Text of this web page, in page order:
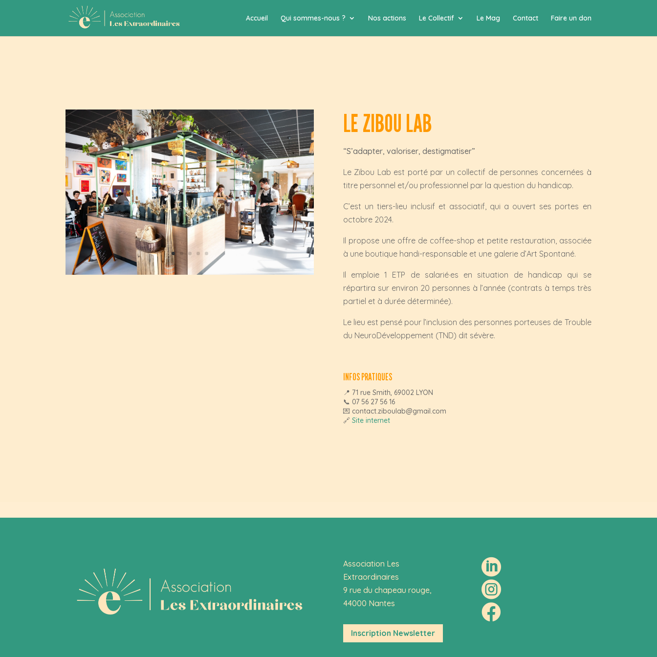
Accueil Qui sommes-nous ? Nos actions Le Collectif Le Mag Contact Faire un don
LE ZIBOU LAB
“S’adapter, valoriser, destigmatiser”
Le Zibou Lab est porté par un collectif de personnes concernées à
titre personnel et/ou professionnel par la question du handicap.
C’est un tiers-lieu inclusif et associatif, qui a ouvert ses portes en
octobre 2024.
Il propose une offre de coffee-shop et petite restauration, associée
à une boutique handi-responsable et une galerie d’Art Spontané.
Il emploie 1 ETP de salarié·es en situation de handicap qui se
répartira sur environ 20 personnes à l’année (contrats à temps très
partiel et à durée déterminée).
Le lieu est pensé pour l’inclusion des personnes porteuses de Trouble
du NeuroDéveloppement (TND) dit sévère.
INFOS PRATIQUES
📍 71 rue Smith, 69002 LYON
📞 07 56 27 56 16
💌 contact.ziboulab@gmail.com
🔗 Site internet
Association Les
Extraordinaires
9 rue du chapeau rouge,
44000 Nantes
Inscription Newsletter


